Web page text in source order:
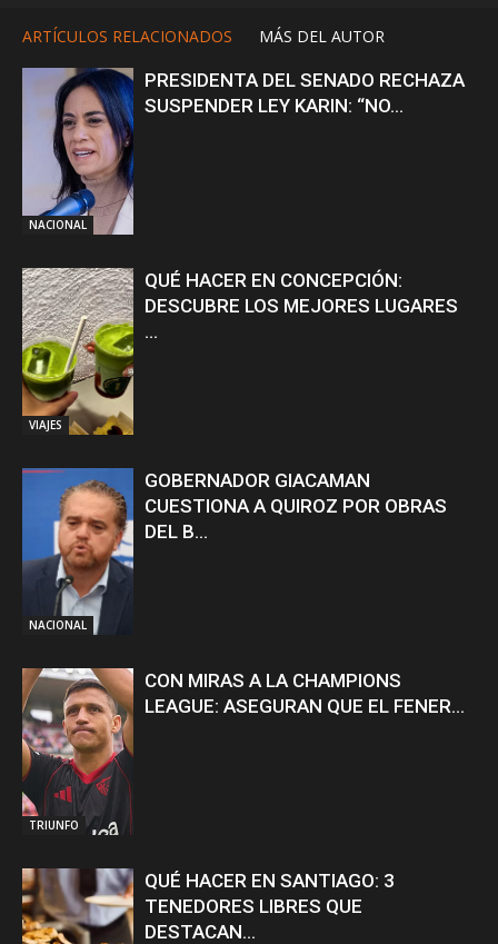
ARTÍCULOS RELACIONADOS MÁS DEL AUTOR
NACIONAL
PRESIDENTA DEL SENADO RECHAZA
SUSPENDER LEY KARIN: “NO...
VIAJES
QUÉ HACER EN CONCEPCIÓN:
DESCUBRE LOS MEJORES LUGARES
...
NACIONAL
GOBERNADOR GIACAMAN
CUESTIONA A QUIROZ POR OBRAS
DEL B...
TRIUNFO
CON MIRAS A LA CHAMPIONS
LEAGUE: ASEGURAN QUE EL FENER...
QUÉ HACER EN SANTIAGO: 3
TENEDORES LIBRES QUE
DESTACAN...